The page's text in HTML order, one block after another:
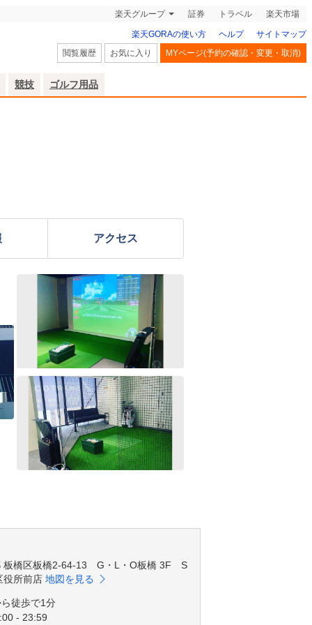
楽天グループ 証券 トラベル 楽天市場
楽天GORAの使い方 ヘルプ
サイトマップ
閲覧履歴
お気に入り MYページ(予約の確認・変更・取消)
競技 ゴルフ用品
アクセス
板橋区板橋2-64-13 G・L・O板橋 3F S
役所前店 地図を見る
徒歩で1分
- 23:59